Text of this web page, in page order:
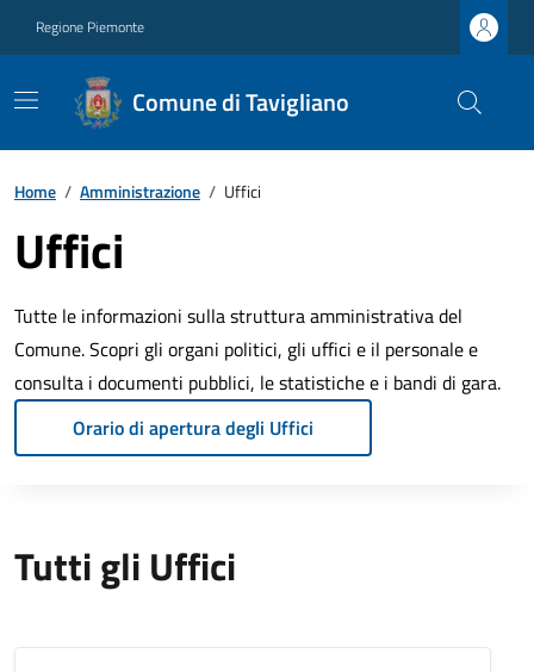
Regione Piemonte
Comune di Tavigliano
Home / Amministrazione / Uffici
Uffici
Tutte le informazioni sulla struttura amministrativa del
Comune. Scopri gli organi politici, gli uffici e il personale e
consulta i documenti pubblici, le statistiche e i bandi di gara.
Orario di apertura degli Uffici
Tutti gli Uffici